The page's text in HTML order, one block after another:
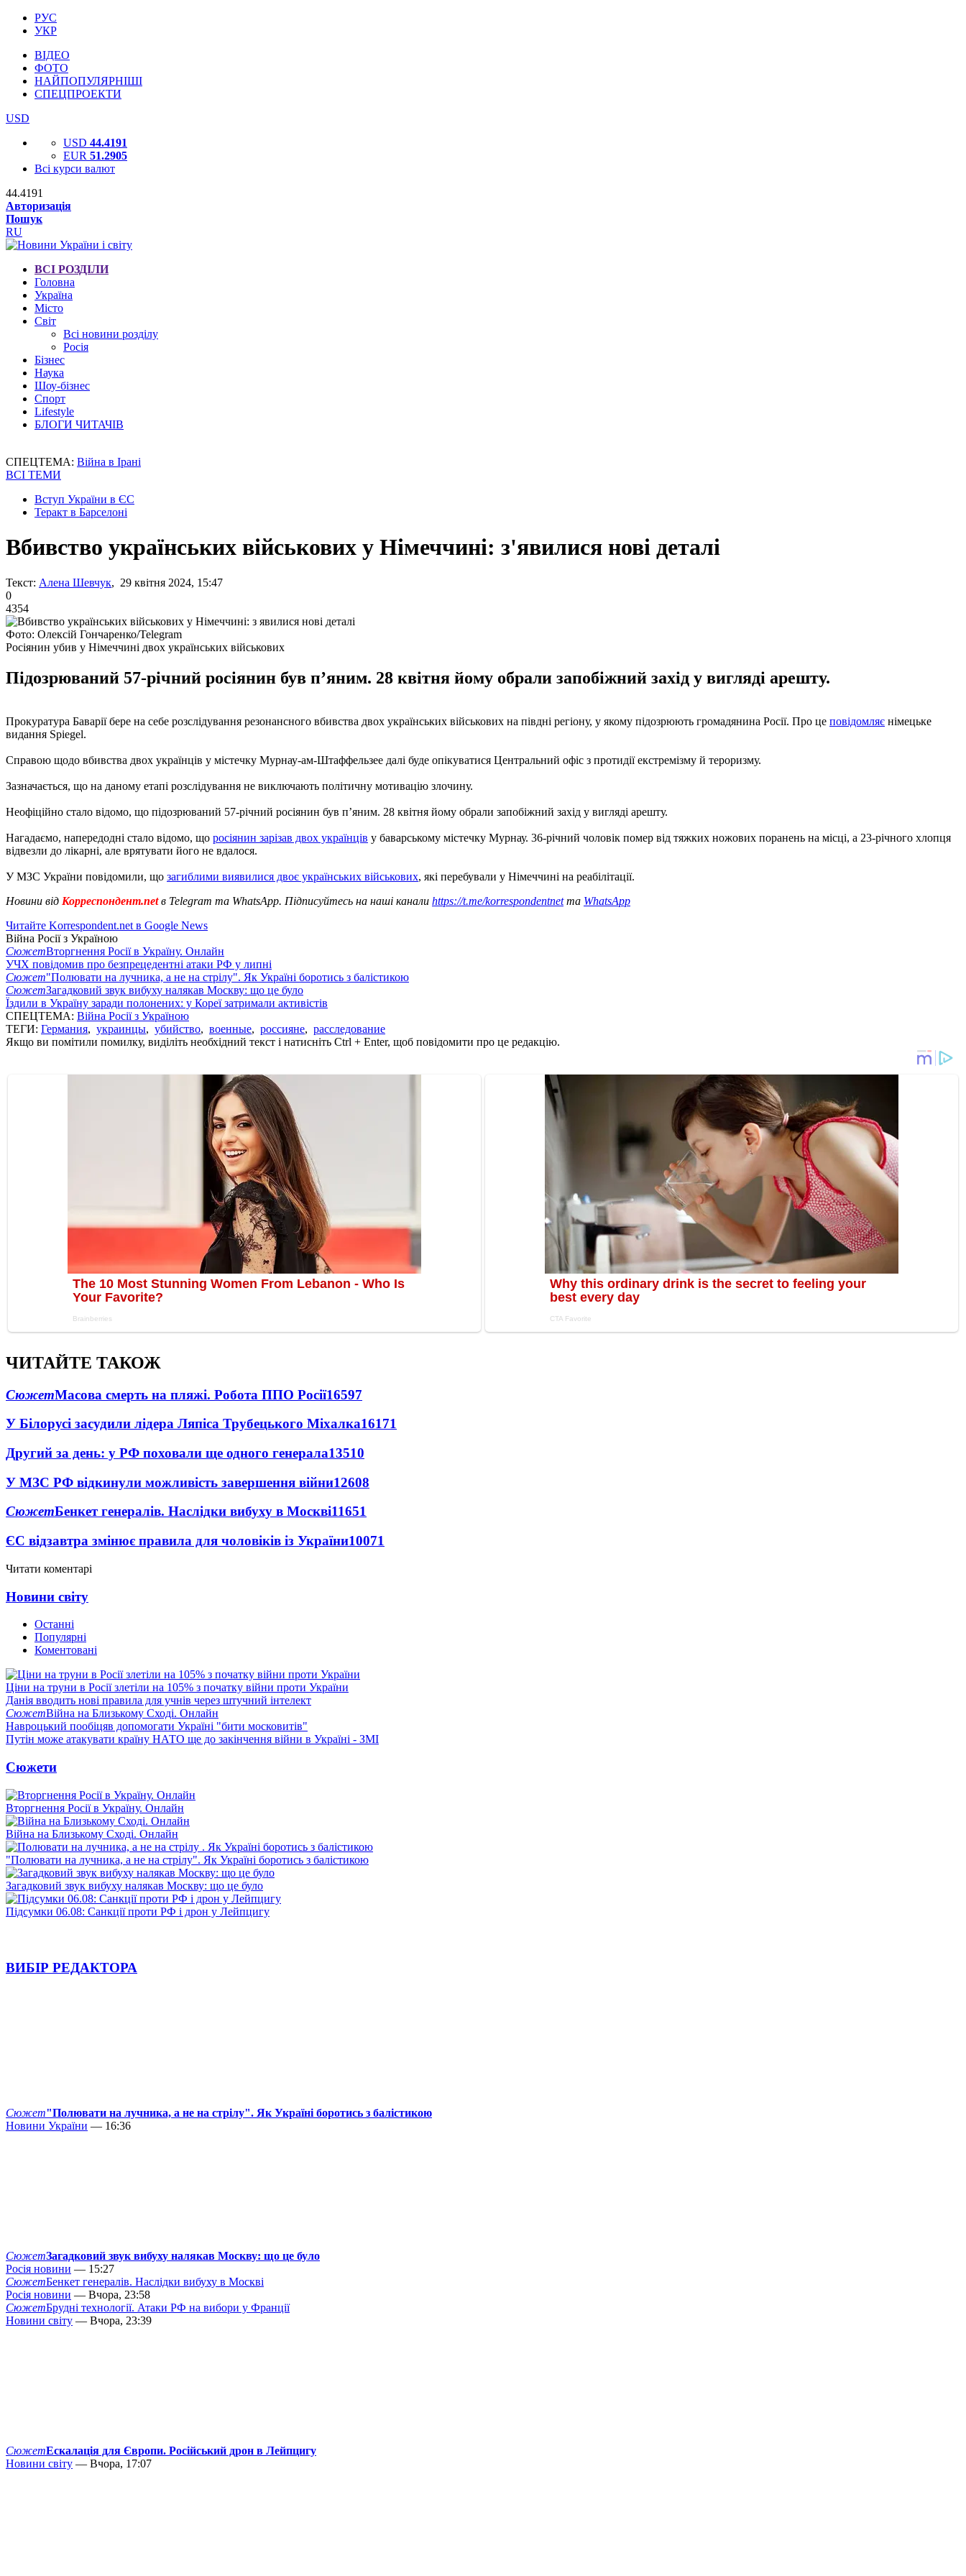
РУС
УКР
ВІДЕО
ФОТО
НАЙПОПУЛЯРНІШІ
СПЕЦПРОЕКТИ
USD
USD 44.4191
EUR 51.2905
Всі курси валют
44.4191
Авторизація
Пошук
RU
ВСІ РОЗДІЛИ
Головна
Україна
Місто
Світ
Всі новини розділу
Росія
Бізнес
Наука
Шоу-бізнес
Спорт
Lifestyle
БЛОГИ ЧИТАЧІВ
СПЕЦТЕМА: Війна в Ірані
ВСІ ТЕМИ
Вступ України в ЄС
Теракт в Барселоні
Вбивство українських військових у Німеччині: з'явилися нові деталі
Текст: Алена Шевчук, 29 квітня 2024, 15:47
0
4354
Фото: Олексій Гончаренко/Telegram
Росіянин убив у Німеччині двох українських військових
Підозрюваний 57-річний росіянин був п’яним. 28 квітня йому обрали запобіжний захід у вигляді арешту.
Прокуратура Баварії бере на себе розслідування резонансного вбивства двох українських військових на півдні регіону, у якому підозрюють громадянина Росії. Про це повідомляє німецьке
видання Spiegel.
Справою щодо вбивства двох українців у містечку Мурнау-ам-Штаффельзее далі буде опікуватися Центральний офіс з протидії екстремізму й тероризму.
Зазначається, що на даному етапі розслідування не виключають політичну мотивацію злочину.
Неофіційно стало відомо, що підозрюваний 57-річний росіянин був п’яним. 28 квітня йому обрали запобіжний захід у вигляді арешту.
Нагадаємо, напередодні стало відомо, що росіянин зарізав двох українців у баварському містечку Мурнау. 36-річний чоловік помер від тяжких ножових поранень на місці, а 23-річного хлопця
відвезли до лікарні, але врятувати його не вдалося.
У МЗС України повідомили, що загиблими виявилися двоє українських військових, які перебували у Німеччині на реабілітації.
Новини від Корреспондент.netв Telegram та WhatsApp. Підписуйтесь на наші канали https://t.me/korrespondentnetта WhatsApp
Читайте Korrespondent.net в Google News
Війна Росії з Україною
СюжетВторгнення Росії в Україну. Онлайн
УЧХ повідомив про безпрецедентні атаки РФ у липні
Сюжет"Полювати на лучника, а не на стрілу". Як Україні боротись з балістикою
СюжетЗагадковий звук вибуху налякав Москву: що це було
Їздили в Україну заради полонених: у Кореї затримали активістів
СПЕЦТЕМА: Війна Росії з Україною
ТЕГИ: Германия, украинцы, убийство, военные, россияне, расследование
Якщо ви помітили помилку, виділіть необхідний текст і натисніть Ctrl + Enter, щоб повідомити про це редакцію.
ЧИТАЙТЕ ТАКОЖ
СюжетМасова смерть на пляжі. Робота ППО Росії16597
У Білорусі засудили лідера Ляпіса Трубецького Міхалка16171
Другий за день: у РФ поховали ще одного генерала13510
У МЗС РФ відкинули можливість завершення війни12608
СюжетБенкет генералів. Наслідки вибуху в Москві11651
ЄС відзавтра змінює правила для чоловіків із України10071
Читати коментарі
Новини світу
Останні
Популярні
Коментовані
Ціни на труни в Росії злетіли на 105% з початку війни проти України
Данія вводить нові правила для учнів через штучний інтелект
СюжетВійна на Близькому Сході. Онлайн
Навроцький пообіцяв допомогати Україні "бити московитів"
Путін може атакувати країну НАТО ще до закінчення війни в Україні - ЗМІ
Сюжети
Вторгнення Росії в Україну. Онлайн
Війна на Близькому Сході. Онлайн
"Полювати на лучника, а не на стрілу". Як Україні боротись з балістикою
Загадковий звук вибуху налякав Москву: що це було
Підсумки 06.08: Санкції проти РФ і дрон у Лейпцигу
ВИБІР РЕДАКТОРА
Сюжет"Полювати на лучника, а не на стрілу". Як Україні боротись з балістикою
Новини України — 16:36
СюжетЗагадковий звук вибуху налякав Москву: що це було
Росія новини — 15:27
СюжетБенкет генералів. Наслідки вибуху в Москві
Росія новини — Вчора, 23:58
СюжетБрудні технології. Атаки РФ на вибори у Франції
Новини світу — Вчора, 23:39
СюжетЕскалація для Європи. Російський дрон в Лейпцигу
Новини світу — Вчора, 17:07